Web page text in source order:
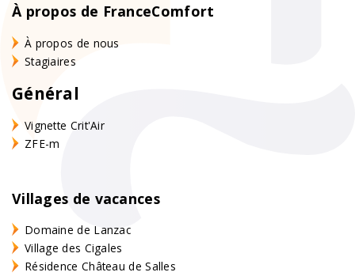
À propos de FranceComfort
À propos de nous
Stagiaires
Général
Vignette Crit'Air
ZFE-m
Villages de vacances
Domaine de Lanzac
Village des Cigales
Résidence Château de Salles